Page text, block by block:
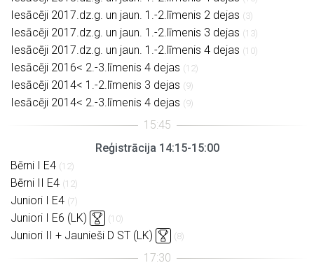
Iesācēji 2017.dz.g. un jaun. 1.-2.līmenis 2 dejas (3)
Iesācēji 2017.dz.g. un jaun. 1.-2.līmenis 3 dejas (13)
Iesācēji 2017.dz.g. un jaun. 1.-2.līmenis 4 dejas (10)
Iesācēji 2016< 2.-3.līmenis 4 dejas (12)
Iesācēji 2014< 1.-2.līmenis 3 dejas (9)
Iesācēji 2014< 2.-3.līmenis 4 dejas (9)
Reģistrācija 14:15-15:00
Bērni I E4 (12)
Bērni II E4 (12)
Juniori I E4 (7)
Juniori I E6 (LK) (10)
Juniori II + Jaunieši D ST (LK) (8)